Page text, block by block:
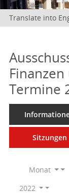
Translate into
Termine
Sitzungen
Monat
2022